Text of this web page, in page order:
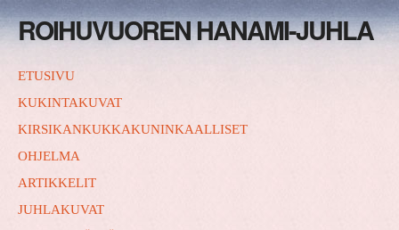
ROIHUVUOREN HANAMI-JUHLA
ETUSIVU
KUKINTAKUVAT
KIRSIKANKUKKAKUNINKAALLISET
OHJELMA
ARTIKKELIT
JUHLAKUVAT